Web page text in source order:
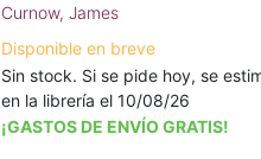
Curnow, James
Disponible en breve
Sin stock. Si se pide hoy, se
en la librería el 10/08/26
¡GASTOS DE ENVÍO GRATIS!